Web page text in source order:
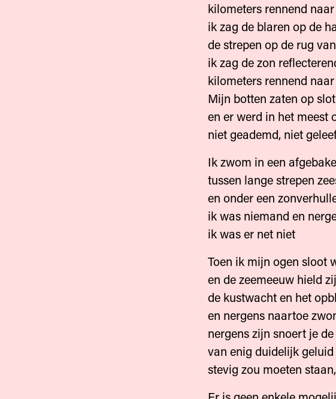
kilometers rennend
ik zag de blaren op de
de strepen op de rug
ik zag de zon
kilometers rennend
Mijn botten zaten op slot
en er werd in het meest
niet geademd, niet
Ik zwom in een
tussen lange strepen
en onder een
ik was niemand en
ik was er net niet
Toen ik mijn ogen sloot
en de zeemeeuw hield
de kustwacht en het
en nergens naartoe
nergens zijn snoert je
van enig duidelijk
stevig zou moeten